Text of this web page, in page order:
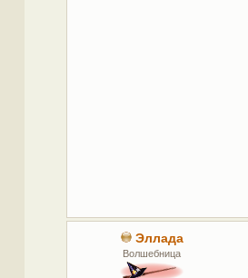
Эллада
Волшебница